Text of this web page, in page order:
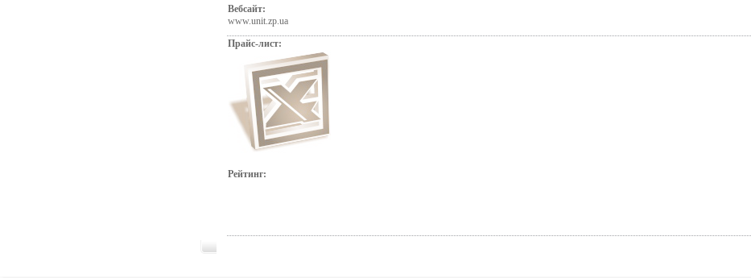
Вебсайт:
www.unit.zp.ua
Прайс-лист:
Рейтинг: